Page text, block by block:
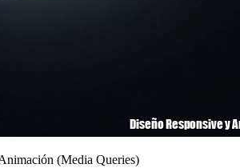
(Media Queries)